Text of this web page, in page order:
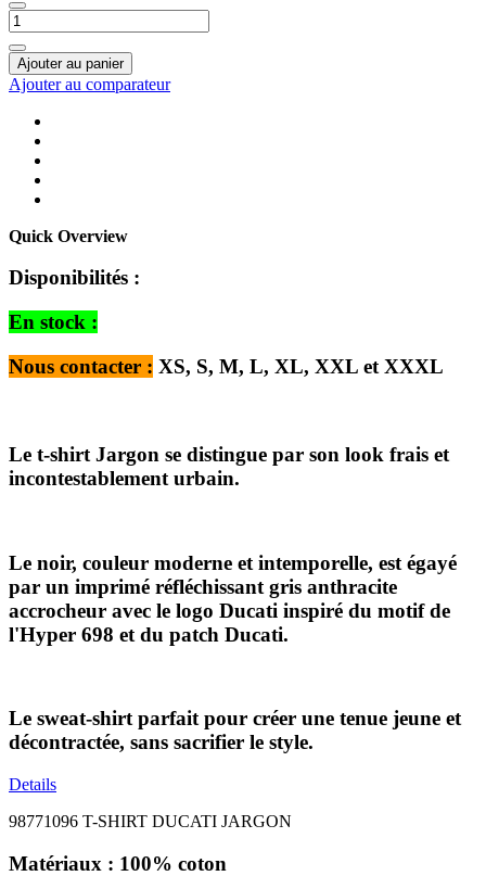
Ajouter au panier
Ajouter au comparateur
Quick Overview
Disponibilités :
En stock :
Nous contacter : XS, S, M, L, XL, XXL et XXXL
Le t-shirt Jargon se distingue par son look frais et
incontestablement urbain.
Le noir, couleur moderne et intemporelle, est égayé
par un imprimé réfléchissant gris anthracite
accrocheur avec le logo Ducati inspiré du motif de
l'Hyper 698 et du patch Ducati.
Le sweat-shirt parfait pour créer une tenue jeune et
décontractée, sans sacrifier le style.
Details
98771096 T-SHIRT DUCATI JARGON
Matériaux : 100% coton